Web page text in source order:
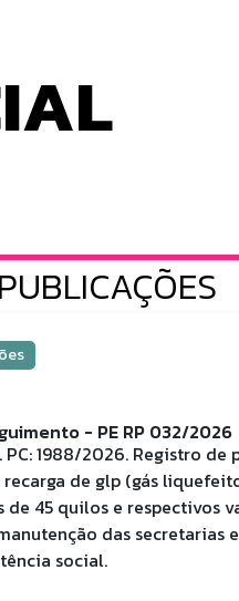
PUBLICAÇÕES
- PE RP 032/2026
PC: 1988/2026. Registro
de glp (gás
45 quilos e respectivos
das secretarias
social.